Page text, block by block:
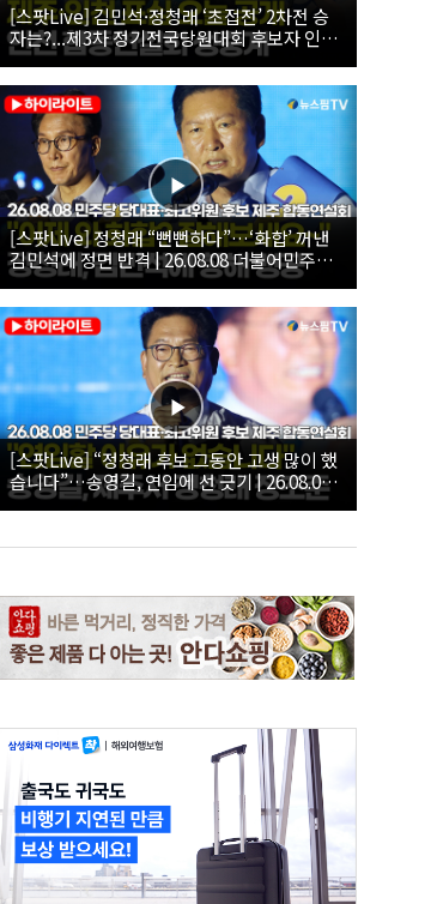
[스팟Live] 김민석·정청래 ‘초접전’ 2차전 승
자는?...제3차 정기전국당원대회 후보자 인천
합동연설회 생중계 | 26.08.08
[스팟Live] 정청래 “뻔뻔하다”…‘화합’ 꺼낸
김민석에 정면 반격 | 26.08.08 더불어민주당
당대표·최고위원 후보 제주 합동연설회
[스팟Live] “정청래 후보 그동안 고생 많이 했
습니다”…송영길, 연임에 선 긋기 | 26.08.08
더불어민주당 당대표·최고위원 후보 제주 합